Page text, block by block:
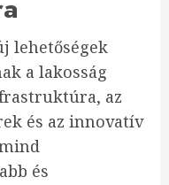
lehetőségek
a lakosság
az
és az innovatív
és